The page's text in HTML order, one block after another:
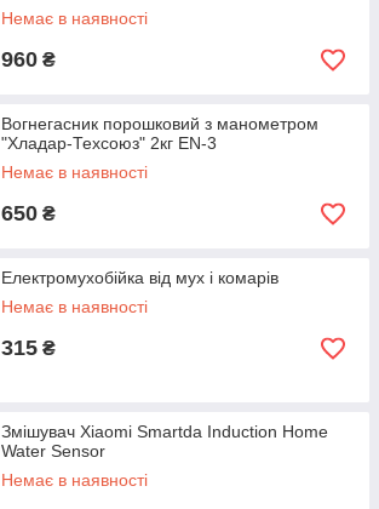
Немає в наявності
960 ₴
Вогнегасник порошковий з манометром
"Хладар-Техсоюз" 2кг EN-3
Немає в наявності
650 ₴
Електромухобійка від мух і комарів
Немає в наявності
315 ₴
Змішувач Xiaomi Smartda Induction Home
Water Sensor
Немає в наявності